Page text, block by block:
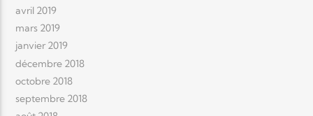
avril 2019
mars 2019
janvier 2019
décembre 2018
octobre 2018
septembre 2018